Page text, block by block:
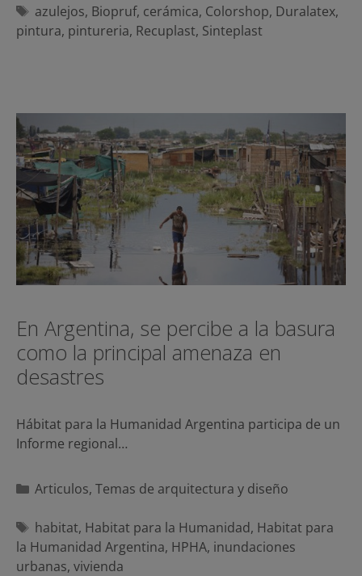
Etiquetas
azulejos, Biopruf, cerámica, Colorshop, Duralatex,
pintura, pintureria, Recuplast, Sinteplast
En Argentina, se percibe a la basura
como la principal amenaza en
desastres
Hábitat para la Humanidad Argentina participa de un
Informe regional…
Categorías
Articulos, Temas de arquitectura y diseño
Etiquetas
habitat, Habitat para la Humanidad, Habitat para
la Humanidad Argentina, HPHA, inundaciones
urbanas, vivienda